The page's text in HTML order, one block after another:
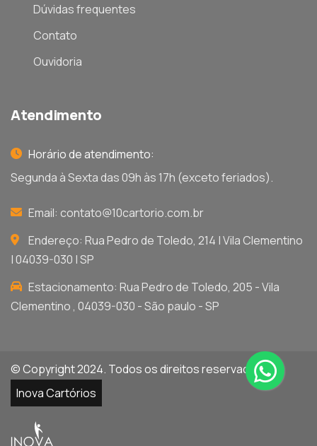
Dúvidas frequentes
Contato
Ouvidoria
Atendimento
Horário de atendimento:
Segunda à Sexta das 09h às 17h (exceto feriados).
Email: contato@10cartorio.com.br
Endereço: Rua Pedro de Toledo, 214 | Vila Clementino
| 04039-030 | SP
Estacionamento: Rua Pedro de Toledo, 205 - Vila
Clementino , 04039-030 - São paulo - SP
© Copyright 2024. Todos os direitos reservados por
Inova Cartórios